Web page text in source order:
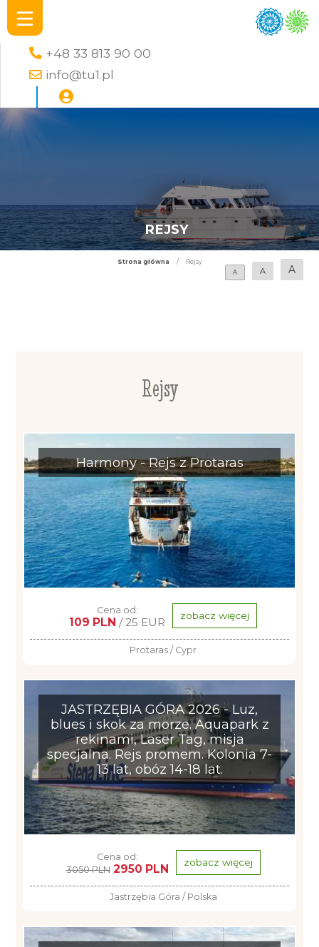
+48 33 813 90 00
info@tu1.pl
REJSY
Strona główna /
Rejsy
A
A A
Rejsy
Harmony - Rejs z Protaras
Cena od:
109 PLN / 25 EUR zobacz więcej
Protaras / Cypr
JASTRZĘBIA GÓRA 2026 - Luz,
blues i skok za morze. Aquapark z
rekinami, Laser Tag, misja
specjalna. Rejs promem. Kolonia 7-
13 lat, obóz 14-18 lat.
Cena od:
3050 PLN 2950 PLN zobacz więcej
Jastrzębia Góra / Polska